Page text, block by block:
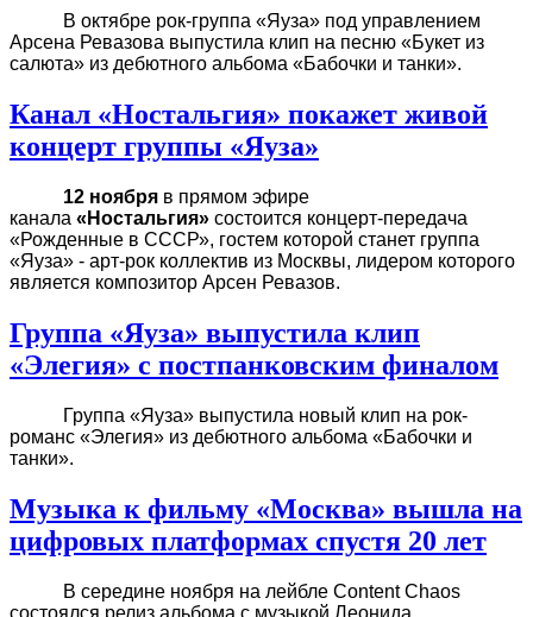
В октябре рок-группа «Яуза» под управлением
Арсена Ревазова выпустила клип на песню «Букет из
салюта» из дебютного альбома «Бабочки и танки».
Канал «Ностальгия» покажет живой
концерт группы «Яуза»
12 ноября в прямом эфире
канала «Ностальгия» состоится концерт-передача
«Рожденные в СССР», гостем которой станет группа
«Яуза» - арт-рок коллектив из Москвы, лидером которого
является композитор Арсен Ревазов.
Группа «Яуза» выпустила клип
«Элегия» с постпанковским финалом
Группа «Яуза» выпустила новый клип на рок-
романс «Элегия» из дебютного альбома «Бабочки и
танки».
Музыка к фильму «Москва» вышла на
цифровых платформах спустя 20 лет
В середине ноября на лейбле Content Chaos
состоялся релиз альбома с музыкой Леонида